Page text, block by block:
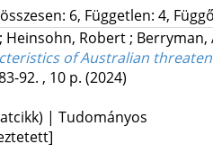
6, Független: 4,
; Heinsohn, Robert; Berryman,
of Australian
92. , 10 p. (2024)
| Tudományos